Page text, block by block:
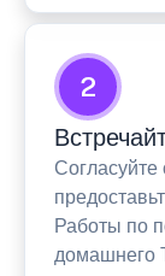
2
Работы по
домашнего